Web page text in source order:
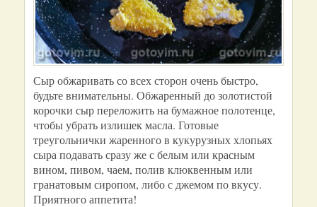
Сыр обжаривать со всех сторон очень быстро,
будьте внимательны. Обжаренный до золотистой
корочки сыр переложить на бумажное полотенце,
чтобы убрать излишек масла. Готовые
треугольнички жаренного в кукурузных хлопьях
сыра подавать сразу же с белым или красным
вином, пивом, чаем, полив клюквенным или
гранатовым сиропом, либо с джемом по вкусу.
Приятного аппетита!